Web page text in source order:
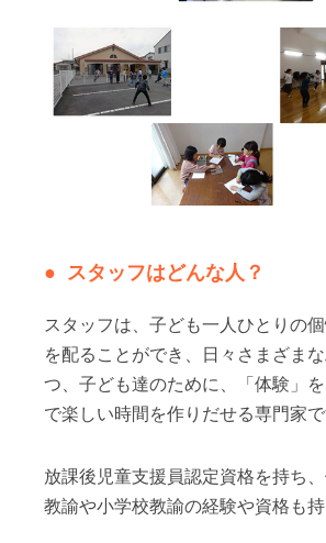
スタッフはどんな人？
スタッフは、子ども一人ひとりの
を配ることができ、日々さまざま
つ、子ども達のために、「体験」
で楽しい時間を作りだせる専門家で
放課後児童支援員認定資格を持ち
教諭や小学校教諭の経験や資格も持